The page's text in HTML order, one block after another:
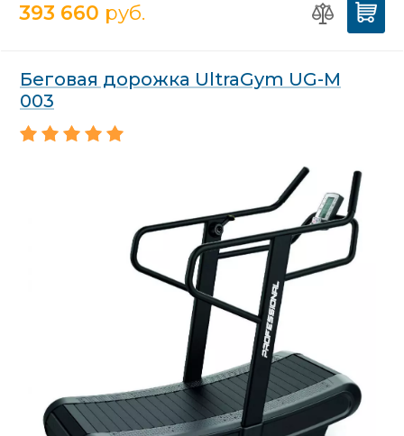
393 660 руб.
Беговая дорожка UltraGym UG-M
003